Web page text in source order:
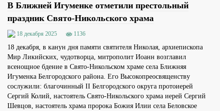
В Ближней Игуменке отметили престольный
праздник Свято-Никольского храма
18 декабря 2025 1136
18 декабря, в канун дня памяти святителя Николая, архиепископа
Мир Ликийских, чудотворца, митрополит Иоанн возглавил
всенощное бдение в Свято-Никольском храме села Ближняя
Игуменка Белгородского района. Его Высокопреосвященству
сослужили: благочинный II Белгородского округа протоиерей
Сергий Колий, настоятель Свято-Никольского храма иерей Сергий
Шевцов, настоятель храма пророка Божия Илии села Беловское